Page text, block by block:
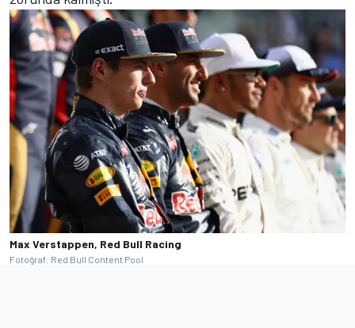
Max Verstappen, Red Bull Racing
Fotoğraf: Red Bull Content Pool